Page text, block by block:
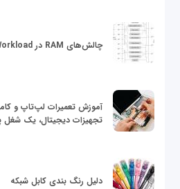
چالش‌های RAM در Workloadهای محاسباتی HPC
آموزش تعمیرات لپ‌تاپ و
تجهیزات دیجیتال، یک شغل
دلیل رنگ بندی کابل شبکه